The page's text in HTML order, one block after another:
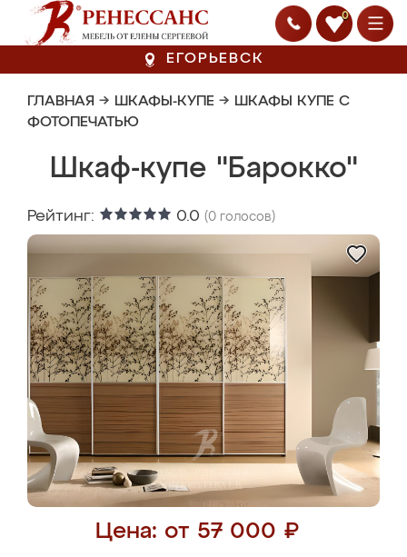
0
ЕГОРЬЕВСК
ГЛАВНАЯ → ШКАФЫ-КУПЕ → ШКАФЫ КУПЕ С
ФОТОПЕЧАТЬЮ
Шкаф-купе "Барокко"
Рейтинг: 0.0 (0 голосов)
Цена: от 57 000 ₽